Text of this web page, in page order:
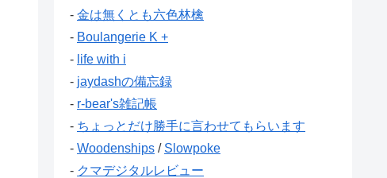
- 金は無くとも六色林檎
- Boulangerie K +
- life with i
- jaydashの備忘録
- r-bear's雑記帳
- ちょっとだけ勝手に言わせてもらいます
- Woodenships / Slowpoke
- クマデジタルレビュー